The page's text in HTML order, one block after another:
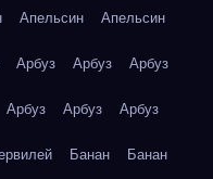
Апельсин Апельсин
Арбуз Арбуз Арбуз
Арбуз Арбуз Арбуз
Банан Банан